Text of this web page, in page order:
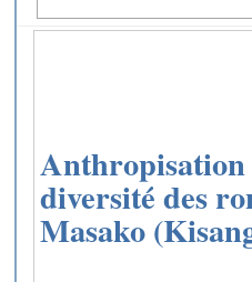
Anthropisation
diversité des
Masako